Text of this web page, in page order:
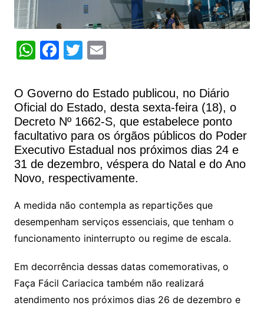
W
at
s
A
p
p
F
c
e
b
o
o
k
T
itt
er
E
ai
l
O Governo do Estado publicou, no Diário
Oficial do Estado, desta sexta-feira (18), o
Decreto Nº 1662-S, que estabelece ponto
facultativo para os órgãos públicos do Poder
Executivo Estadual nos próximos dias 24 e
31 de dezembro, véspera do Natal e do Ano
Novo, respectivamente.
A medida não contempla as repartições que
desempenham serviços essenciais, que tenham o
funcionamento ininterrupto ou regime de escala.
Em decorrência dessas datas comemorativas, o
Faça Fácil Cariacica também não realizará
atendimento nos próximos dias 26 de dezembro e